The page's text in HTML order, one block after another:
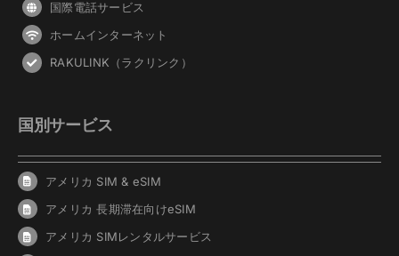
国際電話サービス
ホームインターネット
RAKULINK（ラクリンク）
国別サービス
アメリカ SIM & eSIM
アメリカ 長期滞在向けeSIM
アメリカ SIMレンタルサービス